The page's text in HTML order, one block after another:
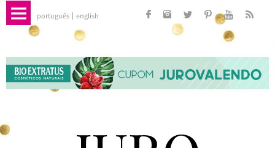
português english